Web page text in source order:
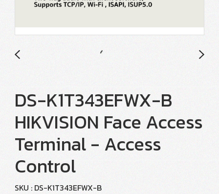
DS-K1T343EFWX-B
HIKVISION Face Access
Terminal - Access
Control
SKU : DS-K1T343EFWX-B